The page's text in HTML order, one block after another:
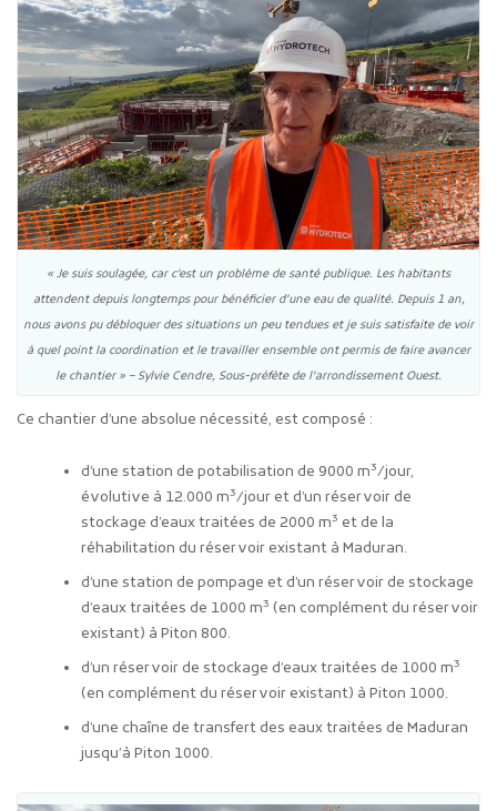
« Je suis soulagée, car c’est un problème de santé publique. Les habitants
attendent depuis longtemps pour bénéficier d’une eau de qualité. Depuis 1 an,
nous avons pu débloquer des situations un peu tendues et je suis satisfaite de voir
à quel point la coordination et le travailler ensemble ont permis de faire avancer
le chantier » – Sylvie Cendre, Sous-préfète de l’arrondissement Ouest.
Ce chantier d’une absolue nécessité, est composé :
d’une station de potabilisation de 9000 m3/jour,
évolutive à 12.000 m3/jour et d’un réservoir de
stockage d’eaux traitées de 2000 m3 et de la
réhabilitation du réservoir existant à Maduran.
d’une station de pompage et d’un réservoir de stockage
d’eaux traitées de 1000 m3 (en complément du réservoir
existant) à Piton 800.
d’un réservoir de stockage d’eaux traitées de 1000 m3
(en complément du réservoir existant) à Piton 1000.
d’une chaîne de transfert des eaux traitées de Maduran
jusqu’à Piton 1000.